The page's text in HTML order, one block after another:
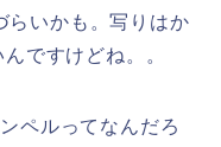
らいかも。写りはか
ですけどね。。
ペルってなんだろ